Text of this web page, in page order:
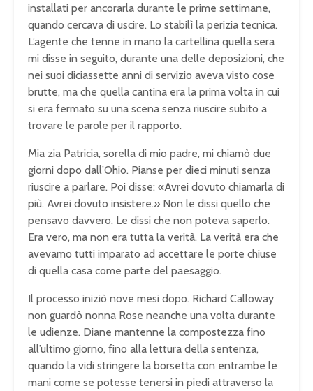
installati per ancorarla durante le prime settimane,
quando cercava di uscire. Lo stabilì la perizia tecnica.
L’agente che tenne in mano la cartellina quella sera
mi disse in seguito, durante una delle deposizioni, che
nei suoi diciassette anni di servizio aveva visto cose
brutte, ma che quella cantina era la prima volta in cui
si era fermato su una scena senza riuscire subito a
trovare le parole per il rapporto.
Mia zia Patricia, sorella di mio padre, mi chiamò due
giorni dopo dall’Ohio. Pianse per dieci minuti senza
riuscire a parlare. Poi disse: «Avrei dovuto chiamarla di
più. Avrei dovuto insistere.» Non le dissi quello che
pensavo davvero. Le dissi che non poteva saperlo.
Era vero, ma non era tutta la verità. La verità era che
avevamo tutti imparato ad accettare le porte chiuse
di quella casa come parte del paesaggio.
Il processo iniziò nove mesi dopo. Richard Calloway
non guardò nonna Rose neanche una volta durante
le udienze. Diane mantenne la compostezza fino
all’ultimo giorno, fino alla lettura della sentenza,
quando la vidi stringere la borsetta con entrambe le
mani come se potesse tenersi in piedi attraverso la